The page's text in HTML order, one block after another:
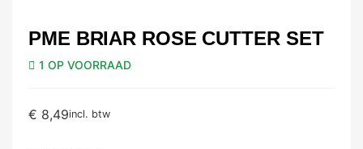
PME BRIAR ROSE CUTTER SET
1 OP VOORRAAD
€ 8,49incl. btw